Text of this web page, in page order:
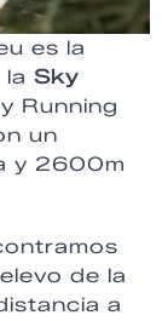
es la
Sky
Running
un
y 2600m
de la
a